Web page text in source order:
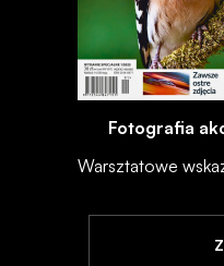
Fotografia
Warsztatowe